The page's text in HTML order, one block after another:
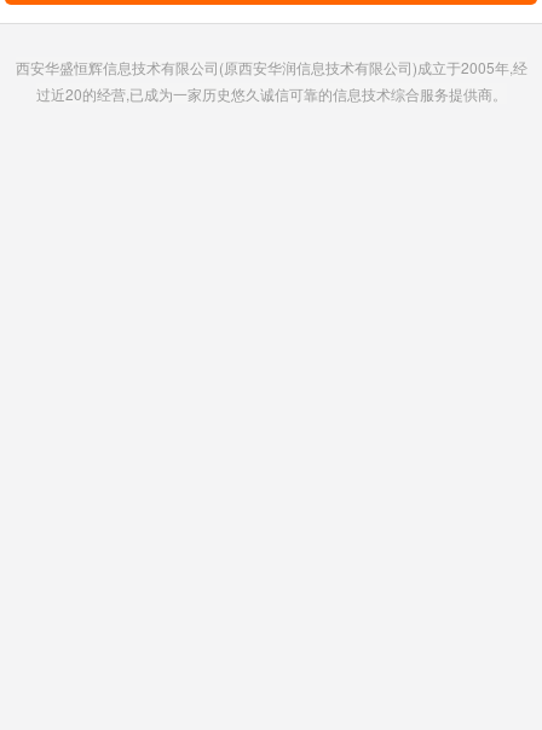
西安华盛恒辉信息技术有限公司(原西安华润信息技术有限公司)成立于2005年,经
过近20的经营,已成为一家历史悠久诚信可靠的信息技术综合服务提供商。